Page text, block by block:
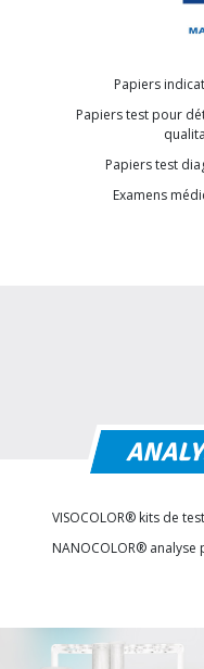
Papiers
Papiers test pour
Papiers test
Examens
VISOCOLOR® kits de
NANOCOLOR®